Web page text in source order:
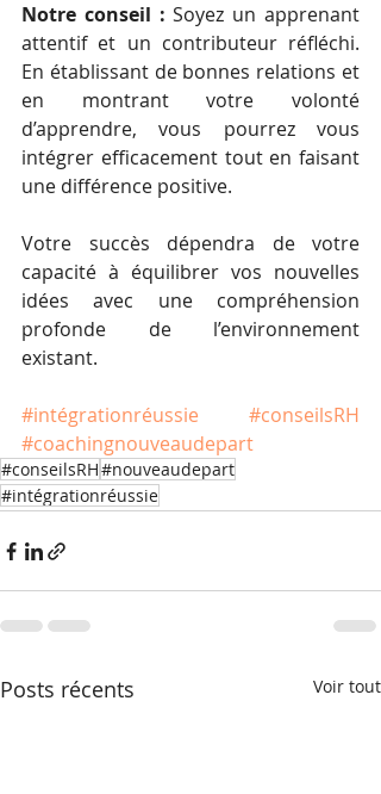
Notre conseil : Soyez un apprenant
attentif et un contributeur réfléchi.
En établissant de bonnes relations et
en montrant votre volonté
d’apprendre, vous pourrez vous
intégrer efficacement tout en faisant
une différence positive.
Votre succès dépendra de votre
capacité à équilibrer vos nouvelles
idées avec une compréhension
profonde de l’environnement
existant.
#intégrationréussie
#conseilsRH
#coachingnouveaudepart
#conseilsRH#nouveaudepart
#intégrationréussie
Posts récents Voir tout